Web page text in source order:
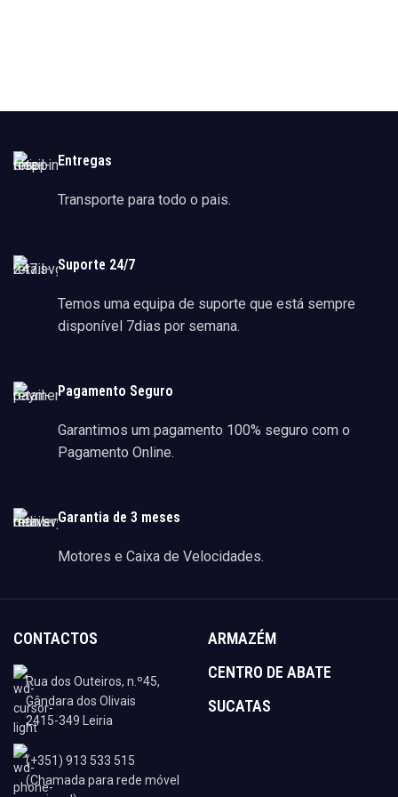
Entregas
Transporte para todo o pais.
Suporte 24/7
Temos uma equipa de suporte que está sempre
disponível 7dias por semana.
Pagamento Seguro
Garantimos um pagamento 100% seguro com o
Pagamento Online.
Garantia de 3 meses
Motores e Caixa de Velocidades.
CONTACTOS
Rua dos Outeiros, n.º45,
Gândara dos Olivais
2415-349 Leiria
(+351) 913 533 515
(Chamada para rede móvel
ARMAZÉM
CENTRO DE ABATE
SUCATAS